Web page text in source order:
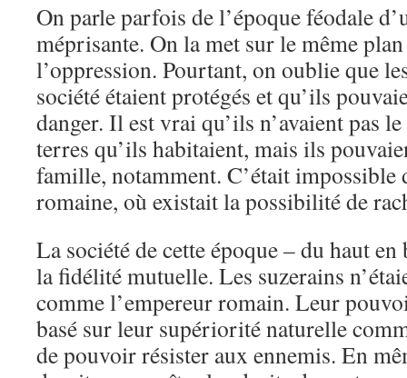
On parle parfois de l’époque féodale
méprisante. On la met sur le même plan
l’oppression. Pourtant, on oublie que
société étaient protégés et qu’ils
danger. Il est vrai qu’ils n’avaient pas
terres qu’ils habitaient, mais ils
famille, notamment. C’était impossible
romaine, où existait la possibilité de
La société de cette époque – du haut
la fidélité mutuelle. Les suzerains
comme l’empereur romain. Leur
basé sur leur supériorité naturelle
de pouvoir résister aux ennemis. En